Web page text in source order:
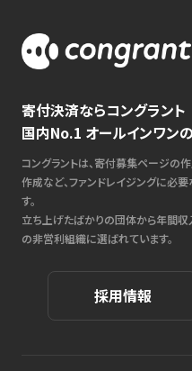
寄付決済ならコングラント
国内No.1 オールインワン
コングラントは、寄付募集ページの
作成など、ファンドレイジングに必
す。
立ち上げたばかりの団体から年間
の非営利組織に選ばれています。
採用情報